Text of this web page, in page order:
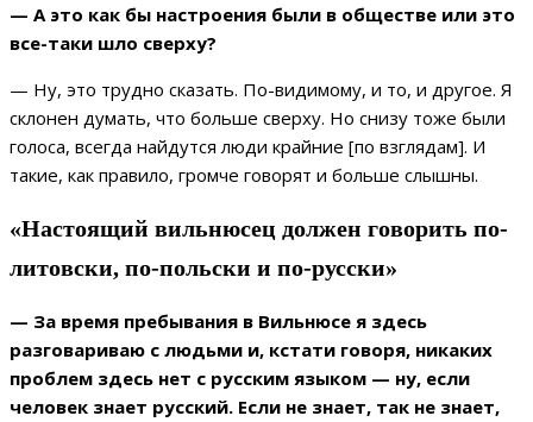
— А это как бы настроения были в обществе или это
все-таки шло сверху?
— Ну, это трудно сказать. По-видимому, и то, и другое. Я
склонен думать, что больше сверху. Но снизу тоже были
голоса, всегда найдутся люди крайние [по взглядам]. И
такие, как правило, громче говорят и больше слышны.
«Настоящий вильнюсец должен говорить по-
литовски, по-польски и по-русски»
— За время пребывания в Вильнюсе я здесь
разговариваю с людьми и, кстати говоря, никаких
проблем здесь нет с русским языком — ну, если
человек знает русский. Если не знает, так не знает,